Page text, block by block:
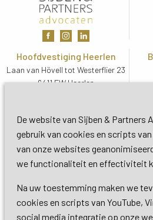
De website van Sijben & Partners
gebruik van cookies en scripts
van onze websites
we functionaliteit en effectiviteit
Na uw toestemming maken we
cookies en scripts van YouTube,
social media integratie op onze
Hoofdvestiging Heerlen
Laan van Hövell tot Westerflier 23
6411 EW Heerlen
Bezoekadres
Soestdijkseweg
3732 HC De Bilt
Copyright 2026 ©